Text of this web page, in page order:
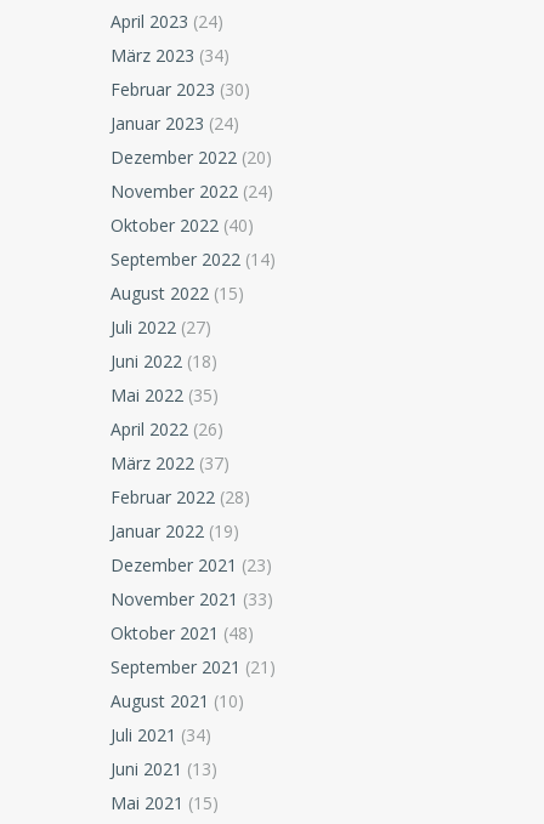
April 2023 (24)
März 2023 (34)
Februar 2023 (30)
Januar 2023 (24)
Dezember 2022 (20)
November 2022 (24)
Oktober 2022 (40)
September 2022 (14)
August 2022 (15)
Juli 2022 (27)
Juni 2022 (18)
Mai 2022 (35)
April 2022 (26)
März 2022 (37)
Februar 2022 (28)
Januar 2022 (19)
Dezember 2021 (23)
November 2021 (33)
Oktober 2021 (48)
September 2021 (21)
August 2021 (10)
Juli 2021 (34)
Juni 2021 (13)
Mai 2021 (15)